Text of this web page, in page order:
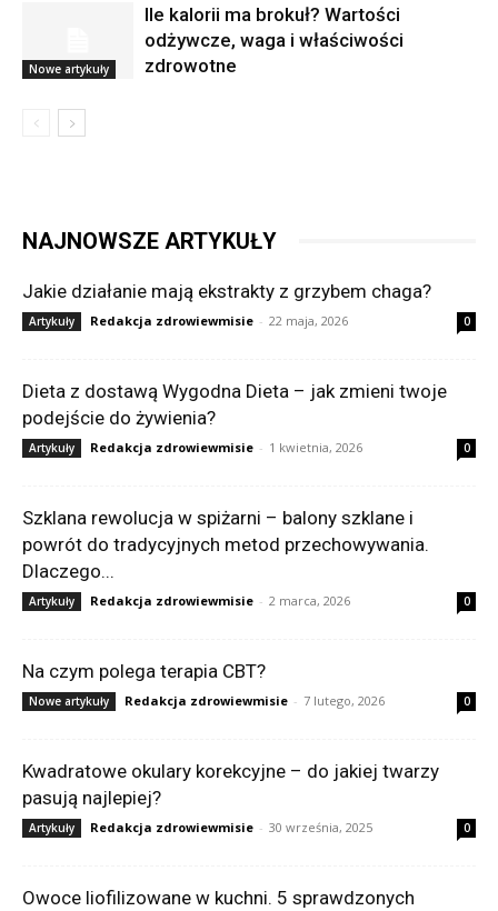
Nowe artykuły
Ile kalorii ma brokuł? Wartości
odżywcze, waga i właściwości
zdrowotne
NAJNOWSZE ARTYKUŁY
Jakie działanie mają ekstrakty z grzybem chaga?
Artykuły Redakcja zdrowiewmisie - 22 maja, 2026 0
Dieta z dostawą Wygodna Dieta – jak zmieni twoje
podejście do żywienia?
Artykuły Redakcja zdrowiewmisie - 1 kwietnia, 2026 0
Szklana rewolucja w spiżarni – balony szklane i
powrót do tradycyjnych metod przechowywania.
Dlaczego...
Artykuły Redakcja zdrowiewmisie - 2 marca, 2026 0
Na czym polega terapia CBT?
Nowe artykuły Redakcja zdrowiewmisie - 7 lutego, 2026 0
Kwadratowe okulary korekcyjne – do jakiej twarzy
pasują najlepiej?
Artykuły Redakcja zdrowiewmisie - 30 września, 2025 0
Owoce liofilizowane w kuchni. 5 sprawdzonych